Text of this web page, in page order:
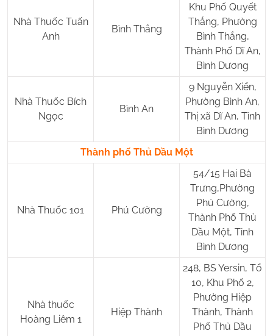
Nhà Thuốc Tuấn
Anh
Bình Thắng
Khu Phố Quyết
Thắng, Phường
Bình Thắng,
Thành Phố Dĩ An,
Bình Dương
Nhà Thuốc Bích
Ngọc
Bình An
9 Nguyễn Xiển,
Phường Bình An,
Thị xã Dĩ An, Tỉnh
Bình Dương
Thành phố Thủ Dầu Một
Nhà Thuốc 101 Phú Cường
54/15 Hai Bà
Trưng,Phường
Phú Cường,
Thành Phố Thủ
Dầu Một, Tỉnh
Bình Dương
Nhà thuốc
Hoàng Liêm 1
Hiệp Thành
248, BS Yersin, Tổ
10, Khu Phố 2,
Phường Hiệp
Thành, Thành
Phố Thủ Dầu